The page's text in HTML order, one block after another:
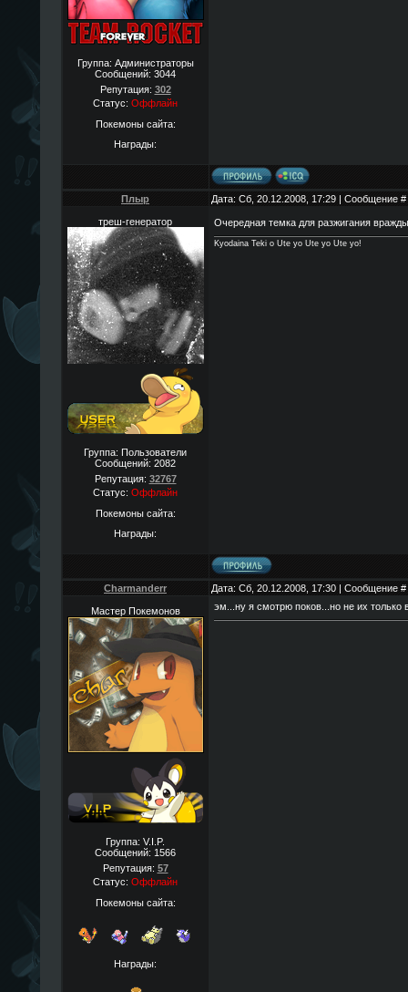
Группа: Администраторы
Сообщений: 3044
Репутация: 302
Статус: Оффлайн
Покемоны сайта:
Награды:
Плыр Дата: Сб, 20.12.2008, 17:29 | Сообщение #
треш-генератор
Группа: Пользователи
Сообщений: 2082
Репутация: 32767
Статус: Оффлайн
Покемоны сайта:
Награды:
Очередная темка для разжигания
Kyodaina Teki o Ute yo Ute yo Ute yo!
Charmanderr Дата: Сб, 20.12.2008, 17:30 | Сообщение #
Мастер Покемонов
Группа: V.I.P.
Сообщений: 1566
Репутация: 57
Статус: Оффлайн
Покемоны сайта:
Награды:
эм...ну я смотрю поков...но не их только